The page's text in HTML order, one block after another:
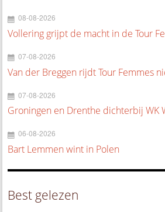
08-08-2026
Vollering grijpt de macht in de Tour
07-08-2026
Van der Breggen rijdt Tour Femmes
07-08-2026
Groningen en Drenthe dichterbij WK
06-08-2026
Bart Lemmen wint in Polen
Best gelezen